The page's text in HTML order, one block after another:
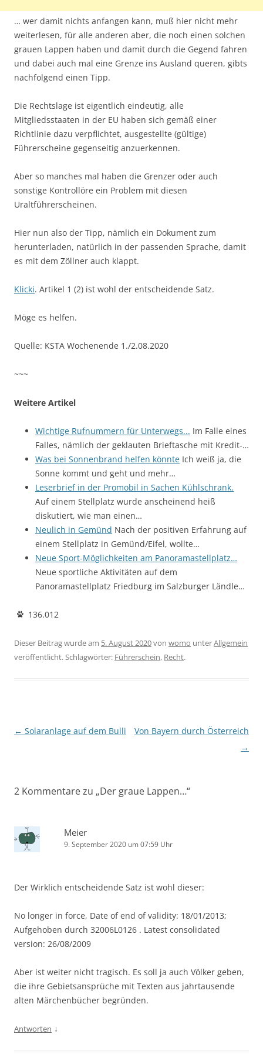
… wer damit nichts anfangen kann, muß hier nicht mehr
weiterlesen, für alle anderen aber, die noch einen solchen
grauen Lappen haben und damit durch die Gegend fahren
und dabei auch mal eine Grenze ins Ausland queren, gibts
nachfolgend einen Tipp.
Die Rechtslage ist eigentlich eindeutig, alle
Mitgliedsstaaten in der EU haben sich gemäß einer
Richtlinie dazu verpflichtet, ausgestellte (gültige)
Führerscheine gegenseitig anzuerkennen.
Aber so manches mal haben die Grenzer oder auch
sonstige Kontrollöre ein Problem mit diesen
Uraltführerscheinen.
Hier nun also der Tipp, nämlich ein Dokument zum
herunterladen, natürlich in der passenden Sprache, damit
es mit dem Zöllner auch klappt.
Klicki. Artikel 1 (2) ist wohl der entscheidende Satz.
Möge es helfen.
Quelle: KSTA Wochenende 1./2.08.2020
~~~
Weitere Artikel
Wichtige Rufnummern für Unterwegs... Im Falle eines
Falles, nämlich der geklauten Brieftasche mit Kredit-…
Was bei Sonnenbrand helfen könnte Ich weiß ja, die
Sonne kommt und geht und mehr…
Leserbrief in der Promobil in Sachen Kühlschrank.
Auf einem Stellplatz wurde anscheinend heiß
diskutiert, wie man einen…
Neulich in Gemünd Nach der positiven Erfahrung auf
einem Stellplatz in Gemünd/Eifel, wollte…
Neue Sport-Möglichkeiten am Panoramastellplatz…
Neue sportliche Aktivitäten auf dem
Panoramastellplatz Friedburg im Salzburger Ländle…
136.012
Dieser Beitrag wurde am 5. August 2020von womo unterAllgemein
veröffentlicht. Schlagwörter: Führerschein, Recht.
Beitragsnavigation
← Solaranlage auf dem Bulli
Von Bayern durch Österreich
→
2 Kommentare zu „Der graue Lappen…“
Meier
9. September 2020 um 07:59 Uhr
Der Wirklich entscheidende Satz ist wohl dieser:
No longer in force, Date of end of validity: 18/01/2013;
Aufgehoben durch 32006L0126 . Latest consolidated
version: 26/08/2009
Aber ist weiter nicht tragisch. Es soll ja auch Völker geben,
die ihre Gebietsansprüche mit Texten aus jahrtausende
alten Märchenbücher begründen.
Antworten ↓